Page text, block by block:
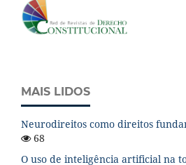
MAIS LIDOS
Neurodireitos como direitos
68
O uso de inteligência artificial na